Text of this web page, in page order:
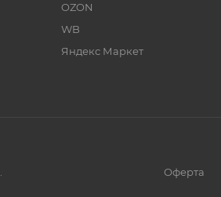
OZON
WB
Яндекс Маркет
Оферта